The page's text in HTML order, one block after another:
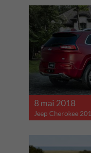
8 mai 2018
Jeep Cherokee